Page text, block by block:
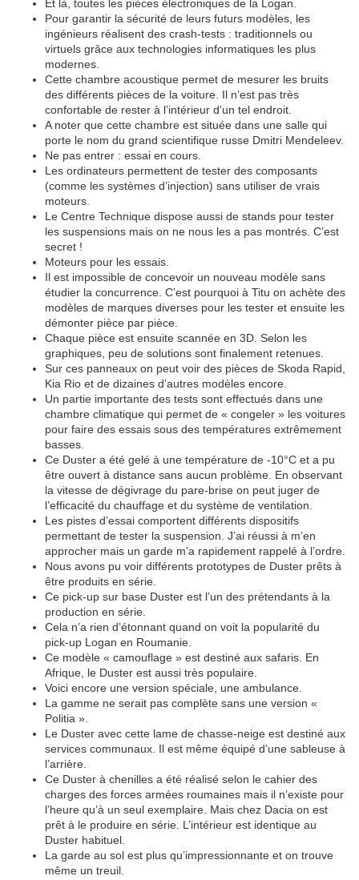
Et là, toutes les pièces électroniques de la Logan.
Pour garantir la sécurité de leurs futurs modèles, les
ingénieurs réalisent des crash-tests : traditionnels ou
virtuels grâce aux technologies informatiques les plus
modernes.
Cette chambre acoustique permet de mesurer les bruits
des différents pièces de la voiture. Il n’est pas très
confortable de rester à l’intérieur d’un tel endroit.
A noter que cette chambre est située dans une salle qui
porte le nom du grand scientifique russe Dmitri Mendeleev.
Ne pas entrer : essai en cours.
Les ordinateurs permettent de tester des composants
(comme les systèmes d’injection) sans utiliser de vrais
moteurs.
Le Centre Technique dispose aussi de stands pour tester
les suspensions mais on ne nous les a pas montrés. C’est
secret !
Moteurs pour les essais.
Il est impossible de concevoir un nouveau modèle sans
étudier la concurrence. C’est pourquoi à Titu on achète des
modèles de marques diverses pour les tester et ensuite les
démonter pièce par pièce.
Chaque pièce est ensuite scannée en 3D. Selon les
graphiques, peu de solutions sont finalement retenues.
Sur ces panneaux on peut voir des pièces de Skoda Rapid,
Kia Rio et de dizaines d’autres modèles encore.
Un partie importante des tests sont effectués dans une
chambre climatique qui permet de « congeler » les voitures
pour faire des essais sous des températures extrêmement
basses.
Ce Duster a été gelé à une température de -10°C et a pu
être ouvert à distance sans aucun problème. En observant
la vitesse de dégivrage du pare-brise on peut juger de
l’efficacité du chauffage et du système de ventilation.
Les pistes d’essai comportent différents dispositifs
permettant de tester la suspension. J’ai réussi à m’en
approcher mais un garde m’a rapidement rappelé à l’ordre.
Nous avons pu voir différents prototypes de Duster prêts à
être produits en série.
Ce pick-up sur base Duster est l’un des prétendants à la
production en série.
Cela n’a rien d’étonnant quand on voit la popularité du
pick-up Logan en Roumanie.
Ce modèle « camouflage » est destiné aux safaris. En
Afrique, le Duster est aussi très populaire.
Voici encore une version spéciale, une ambulance.
La gamme ne serait pas complète sans une version «
Politia ».
Le Duster avec cette lame de chasse-neige est destiné aux
services communaux. Il est même équipé d’une sableuse à
l’arrière.
Ce Duster à chenilles a été réalisé selon le cahier des
charges des forces armées roumaines mais il n’existe pour
l’heure qu’à un seul exemplaire. Mais chez Dacia on est
prêt à le produire en série. L’intérieur est identique au
Duster habituel.
La garde au sol est plus qu’impressionnante et on trouve
même un treuil.